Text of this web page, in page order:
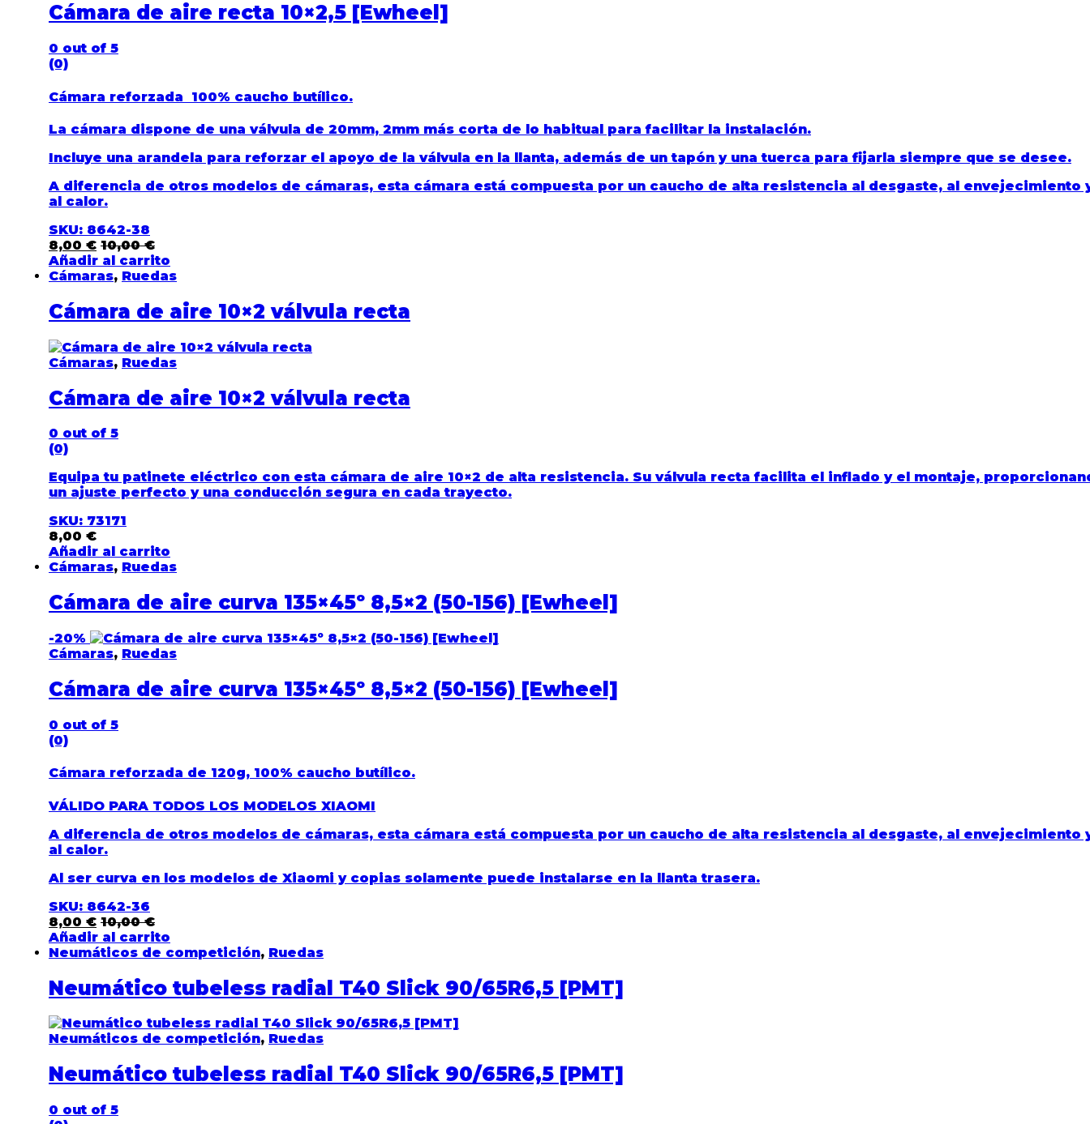
Cámara de aire recta 10×2,5 [Ewheel]
0 out of 5
(0)
Cámara reforzada 100% caucho butílico.
La cámara dispone de una válvula de 20mm, 2mm más corta de lo habitual para facilitar la instalación.
Incluye una arandela para reforzar el apoyo de la válvula en la llanta, además de un tapón y una tuerca para fijarla siempre que se desee.
A diferencia de otros modelos de cámaras, esta cámara está compuesta por un caucho de alta resistencia al desgaste, al envejecimiento
al calor.
SKU: 8642-38
8,00 € 10,00€
Añadir al carrito
Cámaras, Ruedas
Cámara de aire 10×2 válvula recta
Cámaras, Ruedas
Cámara de aire 10×2 válvula recta
0 out of 5
(0)
Equipa tu patinete eléctrico con esta cámara de aire 10×2 de alta resistencia. Su válvula recta facilita el inflado y el montaje,
un ajuste perfecto y una conducción segura en cada trayecto.
SKU: 73171
8,00 €
Añadir al carrito
Cámaras, Ruedas
Cámara de aire curva 135×45º 8,5×2 (50-156) [Ewheel]
-20%
Cámaras, Ruedas
Cámara de aire curva 135×45º 8,5×2 (50-156) [Ewheel]
0 out of 5
(0)
Cámara reforzada de 120g, 100% caucho butílico.
VÁLIDO PARA TODOS LOS MODELOS XIAOMI
A diferencia de otros modelos de cámaras, esta cámara está compuesta por un caucho de alta resistencia al desgaste, al envejecimiento
al calor.
Al ser curva en los modelos de Xiaomi y copias solamente puede instalarse en la llanta trasera.
SKU: 8642-36
8,00 € 10,00€
Añadir al carrito
Neumáticos de competición, Ruedas
Neumático tubeless radial T40 Slick 90/65R6,5 [PMT]
Neumáticos de competición, Ruedas
Neumático tubeless radial T40 Slick 90/65R6,5 [PMT]
0 out of 5